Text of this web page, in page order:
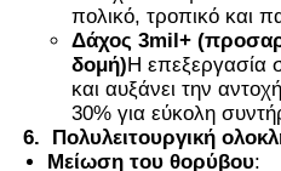
πολικό, τροπικό και
Δάχος 3mil+
δομή)Η επεξεργασία
και αυξάνει την
30% για εύκολη
6.
Πολυλειτουργική
Μείωση του θορύβου: